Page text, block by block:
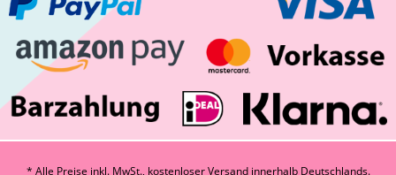
* Alle Preise inkl. MwSt., kostenloser Versand innerhalb Deutschlands.